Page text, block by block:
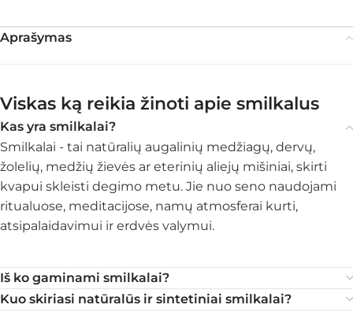
Aprašymas
Viskas ką reikia žinoti apie smilkalus
Kas yra smilkalai?
Smilkalai - tai natūralių augalinių medžiagų, dervų,
žolelių, medžių žievės ar eterinių aliejų mišiniai, skirti
kvapui skleisti degimo metu. Jie nuo seno naudojami
ritualuose, meditacijose, namų atmosferai kurti,
atsipalaidavimui ir erdvės valymui.
Iš ko gaminami smilkalai?
Kuo skiriasi natūralūs ir sintetiniai smilkalai?